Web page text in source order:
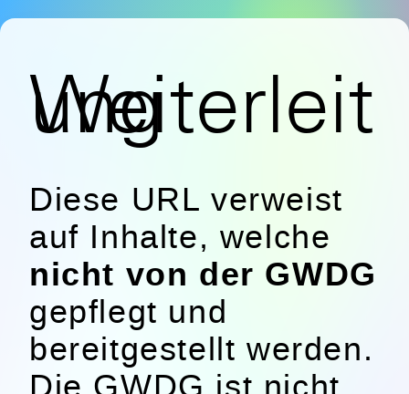
Weiterleitung
Diese URL verweist
auf Inhalte, welche
nicht von der GWDG
gepflegt und
bereitgestellt werden.
Die GWDG ist nicht